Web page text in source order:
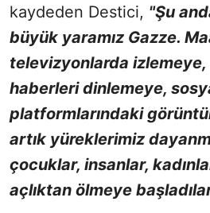
kaydeden Destici, "Şu
büyük yaramız Gazze.
televizyonlarda
haberleri dinlemeye,
platformlarındaki
artık yüreklerimiz
çocuklar, insanlar,
açlıktan ölmeye